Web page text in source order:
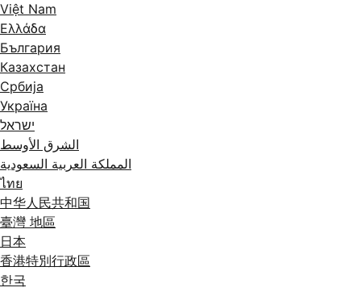
Việt Nam
Ελλάδα
България
Казахстан
Србија
Україна
ישראל
الشرق الأوسط
المملكة العربية السعودية
ไทย
中华人民共和国
臺灣 地區
日本
香港特別行政區
한국